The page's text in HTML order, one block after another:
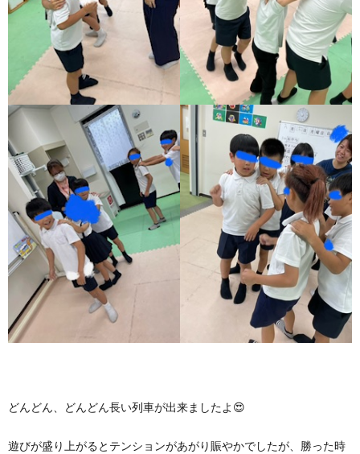
どんどん、どんどん長い列車が出来ましたよ😍
遊びが盛り上がるとテンションがあがり賑やかでしたが、勝った時